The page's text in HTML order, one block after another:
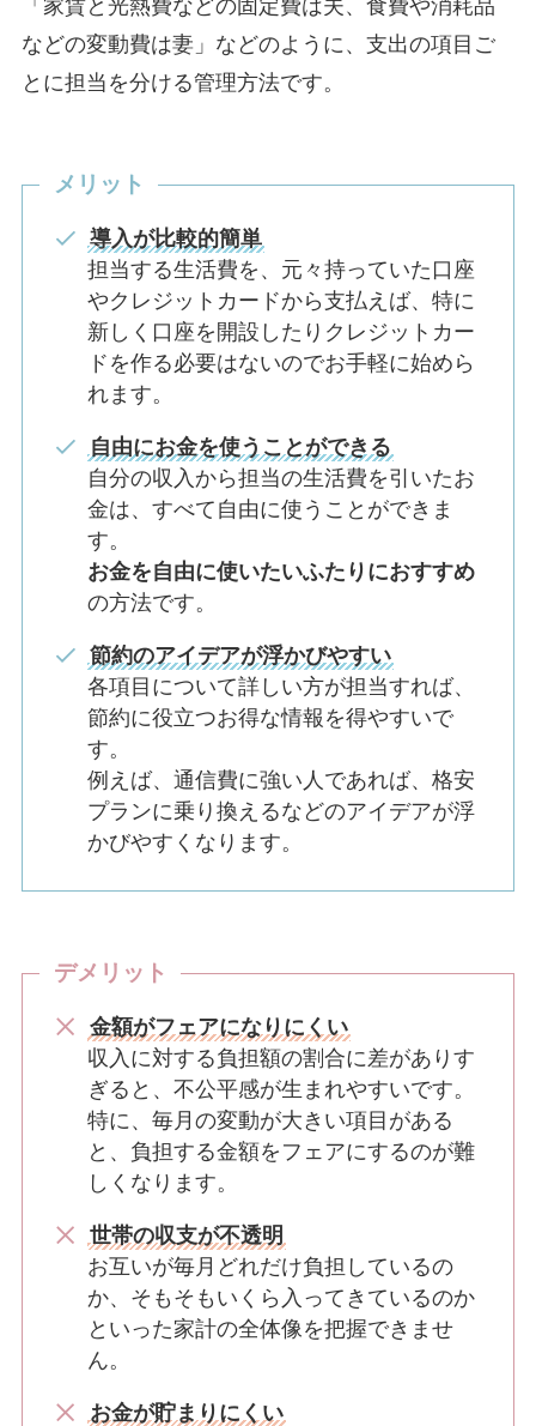
「家賃と光熱費などの固定費は夫、食費や消耗品
などの変動費は妻」などのように、支出の項目ご
とに担当を分ける管理方法です。
メリット
導入が比較的簡単
担当する生活費を、元々持っていた口座
やクレジットカードから支払えば、特に
新しく口座を開設したりクレジットカー
ドを作る必要はないのでお手軽に始めら
れます。
自由にお金を使うことができる
自分の収入から担当の生活費を引いたお
金は、すべて自由に使うことができま
す。
お金を自由に使いたいふたりにおすすめ
の方法です。
節約のアイデアが浮かびやすい
各項目について詳しい方が担当すれば、
節約に役立つお得な情報を得やすいで
す。
例えば、通信費に強い人であれば、格安
プランに乗り換えるなどのアイデアが浮
かびやすくなります。
デメリット
金額がフェアになりにくい
収入に対する負担額の割合に差がありす
ぎると、不公平感が生まれやすいです。
特に、毎月の変動が大きい項目がある
と、負担する金額をフェアにするのが難
しくなります。
世帯の収支が不透明
お互いが毎月どれだけ負担しているの
か、そもそもいくら入ってきているのか
といった家計の全体像を把握できませ
ん。
お金が貯まりにくい